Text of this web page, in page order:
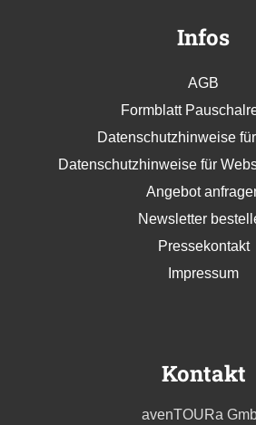
Infos
AGB
Formblatt
Datenschutzhinweise
Datenschutzhinweise für
Angebot
Newsletter
Pressekontakt
Impressum
Kontakt
avenTOURa